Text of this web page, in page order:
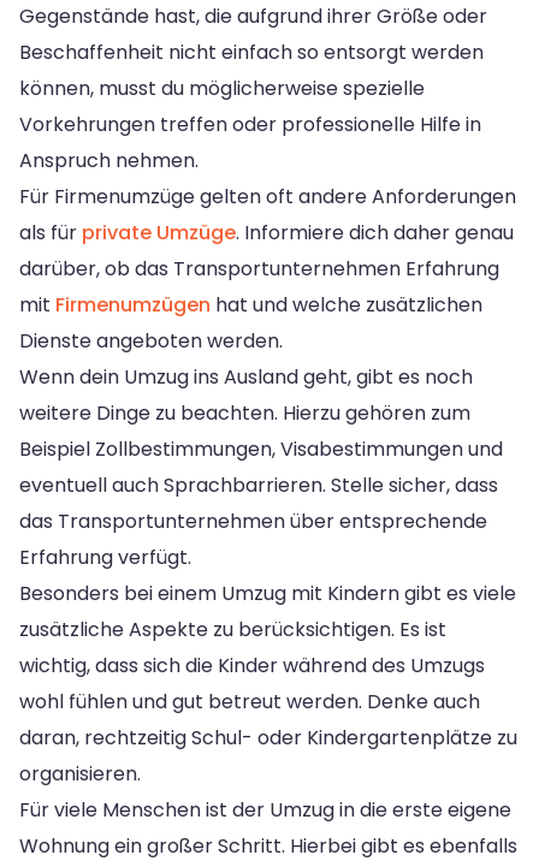
Gegenstände hast, die aufgrund ihrer Größe oder
Beschaffenheit nicht einfach so entsorgt werden
können, musst du möglicherweise spezielle
Vorkehrungen treffen oder professionelle Hilfe in
Anspruch nehmen.
Für Firmenumzüge gelten oft andere Anforderungen
als für private Umzüge. Informiere dich daher genau
darüber, ob das Transportunternehmen Erfahrung
mit Firmenumzügen hat und welche zusätzlichen
Dienste angeboten werden.
Wenn dein Umzug ins Ausland geht, gibt es noch
weitere Dinge zu beachten. Hierzu gehören zum
Beispiel Zollbestimmungen, Visabestimmungen und
eventuell auch Sprachbarrieren. Stelle sicher, dass
das Transportunternehmen über entsprechende
Erfahrung verfügt.
Besonders bei einem Umzug mit Kindern gibt es viele
zusätzliche Aspekte zu berücksichtigen. Es ist
wichtig, dass sich die Kinder während des Umzugs
wohl fühlen und gut betreut werden. Denke auch
daran, rechtzeitig Schul- oder Kindergartenplätze zu
organisieren.
Für viele Menschen ist der Umzug in die erste eigene
Wohnung ein großer Schritt. Hierbei gibt es ebenfalls